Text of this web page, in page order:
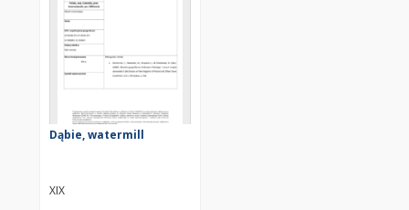
Dąbie, watermill
XIX